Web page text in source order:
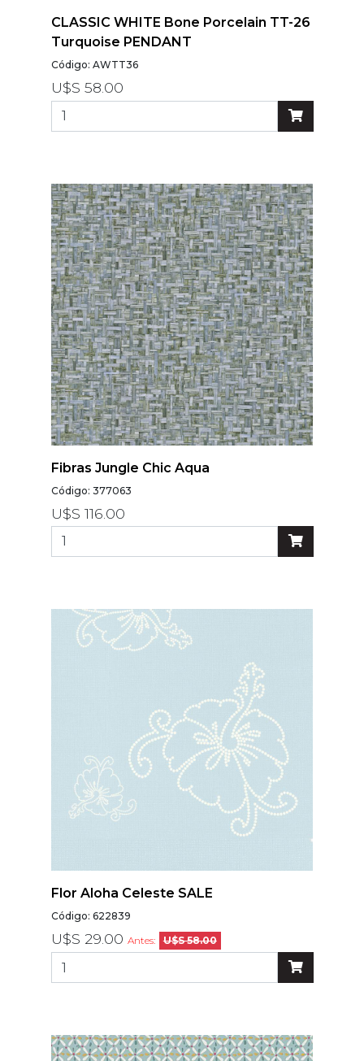
CLASSIC WHITE Bone Porcelain TT-26
Turquoise PENDANT
Código: AWTT36
U$S 58.00
Fibras Jungle Chic Aqua
Código: 377063
U$S 116.00
Flor Aloha Celeste SALE
Código: 622839
U$S 29.00 Antes: U$S 58.00